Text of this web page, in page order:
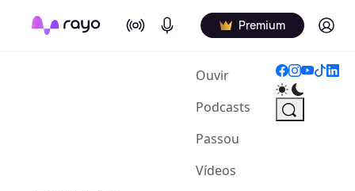
On Air Podcasts Premium Log in
Ouvir(current)
Podcasts
Passou
Vídeos